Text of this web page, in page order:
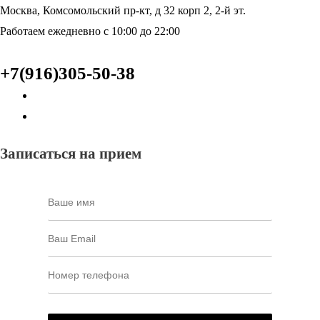
Москва, Комсомольский пр-кт, д 32 корп 2, 2-й эт.
Работаем ежедневно с 10:00 до 22:00
+7(916)305-50-38
Записаться на прием